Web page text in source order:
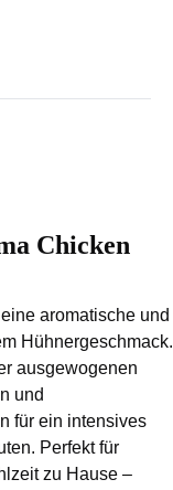
Chicken
aromatische und
Hühnergeschmack.
ausgewogenen
und
für ein intensives
Perfekt für
zu Hause –